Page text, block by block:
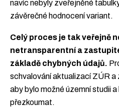
navíc nebyly zveřejněné
závěrečné hodnocení variant.
Celý proces je tak veřejně
netransparentní a
základě chybných údajů.
schvalování aktualizací ZÚR
aby bylo možné územní studii
přezkoumat.